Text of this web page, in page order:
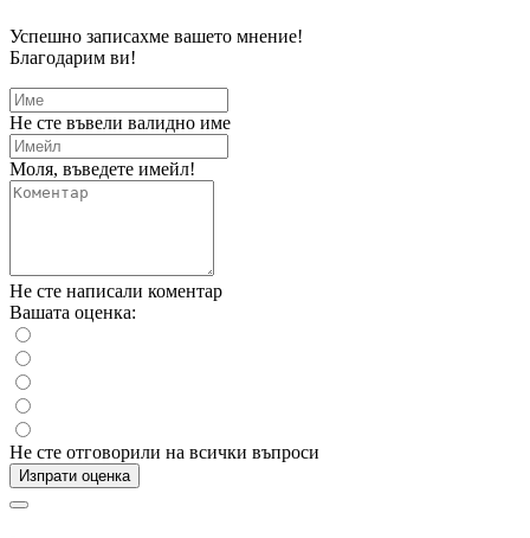
Успешно записахме вашето мнение!
Благодарим ви!
Не сте въвели валидно име
Моля, въведете имейл!
Не сте написали коментар
Вашата оценка:
Не сте отговорили на всички въпроси
Изпрати оценка